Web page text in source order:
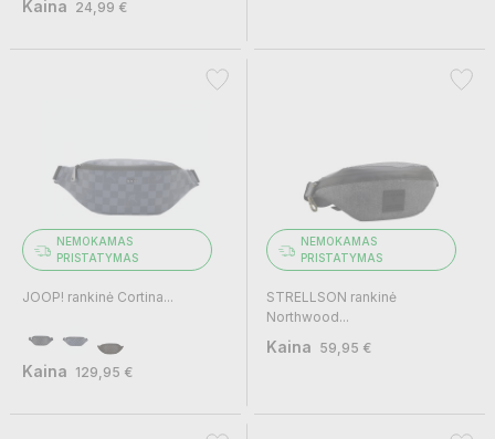
Kaina 24,99 €
NEMOKAMAS
PRISTATYMAS
JOOP! rankinė Cortina...
Kaina 129,95 €
NEMOKAMAS
PRISTATYMAS
STRELLSON rankinė
Northwood...
Kaina 59,95 €